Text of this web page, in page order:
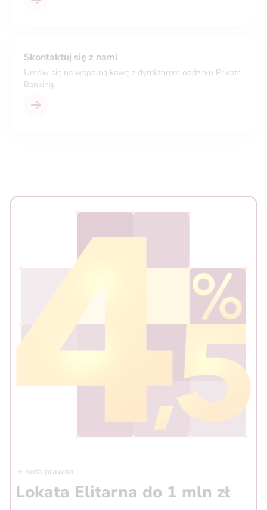
Skontaktuj się z nami
Umów się na wspólną kawę z dyrektorem oddziału Private
Banking.
+ nota prawna
Lokata Elitarna do 1 mln zł